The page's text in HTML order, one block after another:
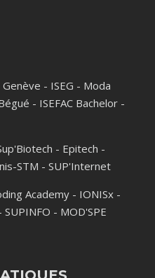
- ISEG - Moda
- ISEFAC Bachelor -
- Epitech -
STM - SUP'Internet
Academy - IONISx -
SUPINFO - MOD'SPE